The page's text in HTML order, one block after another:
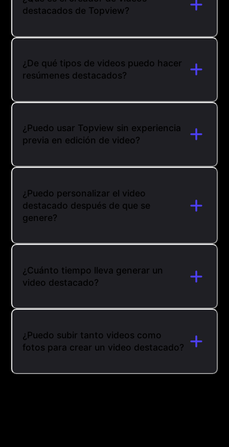
destacados de Topview?
¿De qué tipos de videos puedo hacer
resúmenes destacados?
¿Puedo usar Topview sin experiencia
previa en edición de video?
¿Puedo personalizar el video
destacado después de que se
genere?
¿Cuánto tiempo lleva generar un
video destacado?
¿Puedo subir tanto videos como
fotos para crear un video destacado?